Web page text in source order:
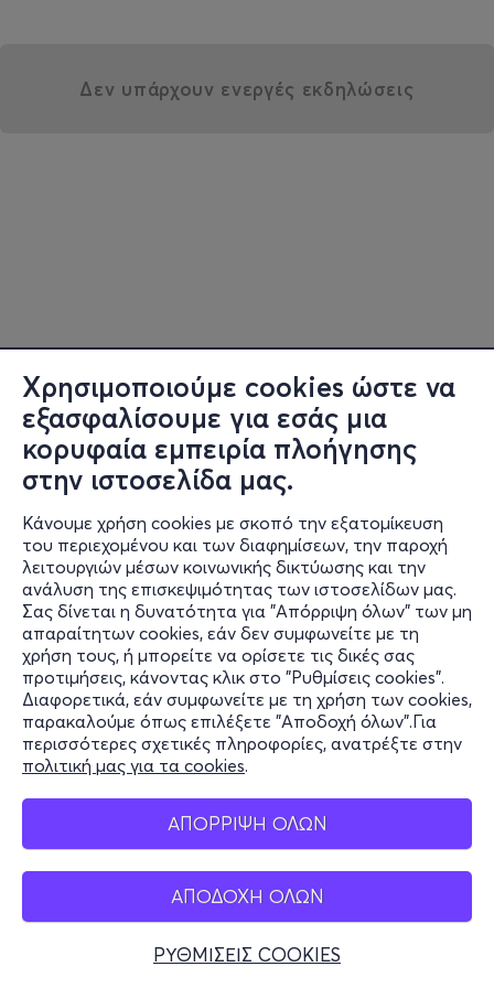
Χρησιμοποιούμε cookies ώστε να
εξασφαλίσουμε για εσάς μια
κορυφαία εμπειρία πλοήγησης
στην ιστοσελίδα μας.
Κάνουμε χρήση cookies με σκοπό την εξατομίκευση
του περιεχομένου και των διαφημίσεων, την παροχή
λειτουργιών μέσων κοινωνικής δικτύωσης και την
ανάλυση της επισκεψιμότητας των ιστοσελίδων μας.
Σας δίνεται η δυνατότητα για "Απόρριψη όλων" των μη
απαραίτητων cookies, εάν δεν συμφωνείτε με τη
χρήση τους, ή μπορείτε να ορίσετε τις δικές σας
προτιμήσεις, κάνοντας κλικ στο "Ρυθμίσεις cookies".
Διαφορετικά, εάν συμφωνείτε με τη χρήση των cookies,
παρακαλούμε όπως επιλέξετε "Αποδοχή όλων".Για
περισσότερες σχετικές πληροφορίες, ανατρέξτε στην
πολιτική μας για τα cookies.
ΑΠΟΡΡΙΨΗ ΟΛΩΝ
ΑΠΟΔΟΧΗ ΟΛΩΝ
ΡΥΘΜΙΣΕΙΣ COOKIES
Δεν υπάρχουν ενεργές εκδηλώσεις